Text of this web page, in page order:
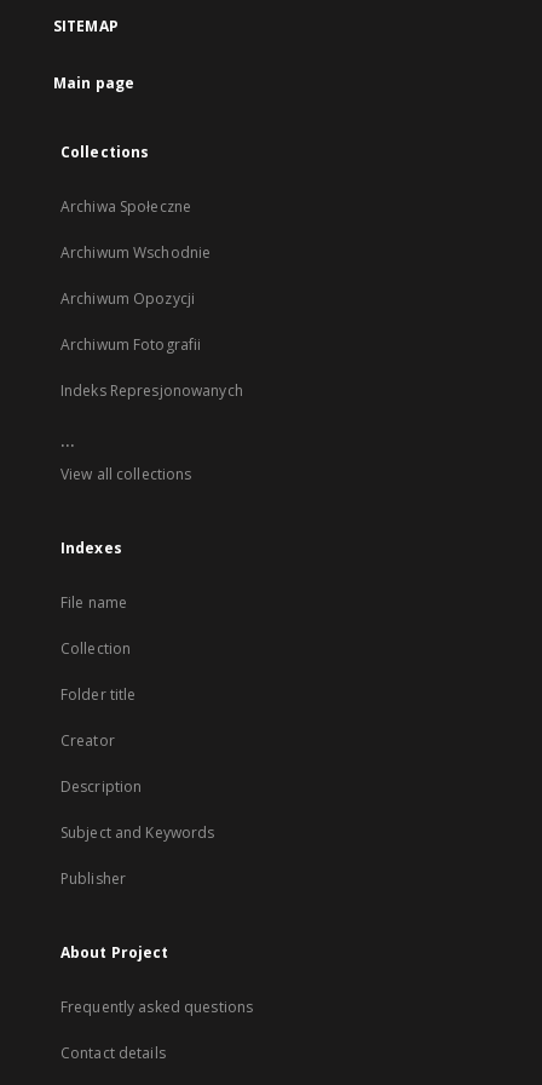
new
SITEMAP
Main page
Collections
Archiwa Społeczne
Archiwum Wschodnie
Archiwum Opozycji
Archiwum Fotografii
Indeks Represjonowanych
...
View all collections
Indexes
File name
Collection
Folder title
Creator
Description
Subject and Keywords
Publisher
About Project
Frequently asked questions
Contact details